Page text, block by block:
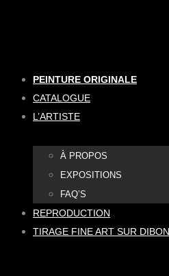
PEINTURE ORIGINALE
CATALOGUE
L’ARTISTE
À PROPOS
EXPOSITIONS
FAQ’S
REPRODUCTION
TIRAGE FINE ART SUR